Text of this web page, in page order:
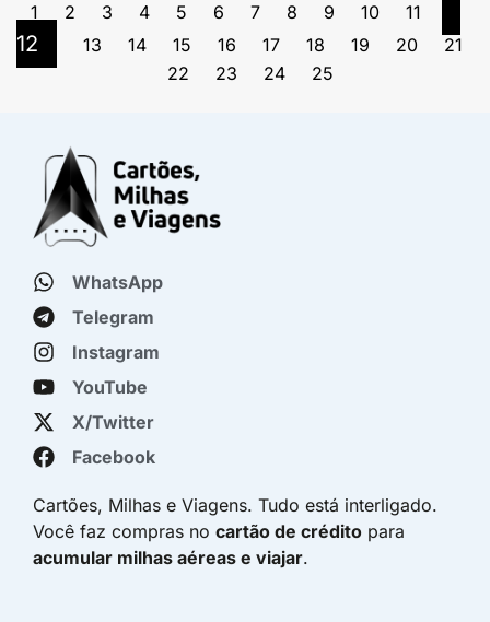
1 2 3 4 5 6 7 8 9 10 11
12 13 14 15 16 17 18 19 20
21
22
23 24 25
WhatsApp
Telegram
Instagram
YouTube
X/Twitter
Facebook
Cartões, Milhas e Viagens. Tudo está interligado.
Você faz compras no cartão de crédito para
acumular milhas aéreas e viajar.